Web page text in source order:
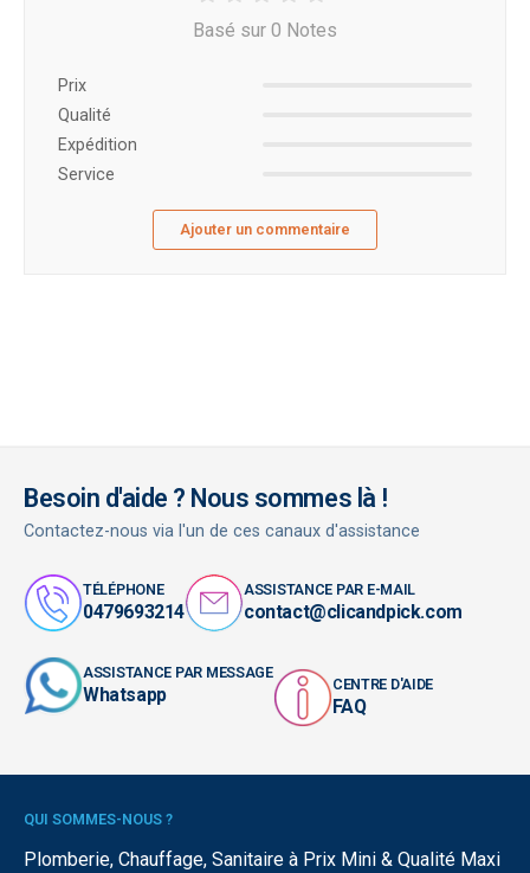
Basé sur 0 Notes
Prix ​​
Qualité
Expédition
Service
Ajouter un commentaire
Besoin d'aide ? Nous sommes là !
Contactez-nous via l'un de ces canaux d'assistance
TÉLÉPHONE
0479693214
ASSISTANCE PAR E-MAIL
contact@clicandpick.com
ASSISTANCE PAR MESSAGE
Whatsapp CENTRE D'AIDE
FAQ
QUI SOMMES-NOUS ?
Plomberie, Chauffage, Sanitaire à Prix Mini & Qualité Maxi